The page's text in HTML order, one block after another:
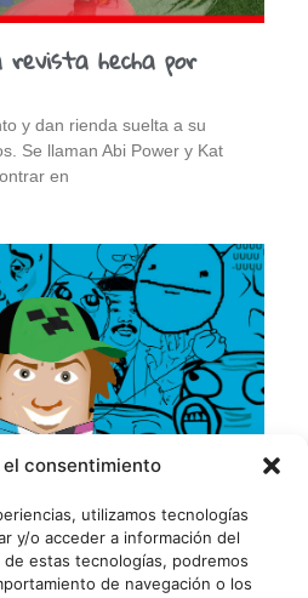
consentimiento
utilizamos tecnologías
y/o acceder a información del
estas tecnologías, podremos
de navegación o los
revista hecha por
y dan rienda suelta a su
Se llaman Abi Power y Kat
en